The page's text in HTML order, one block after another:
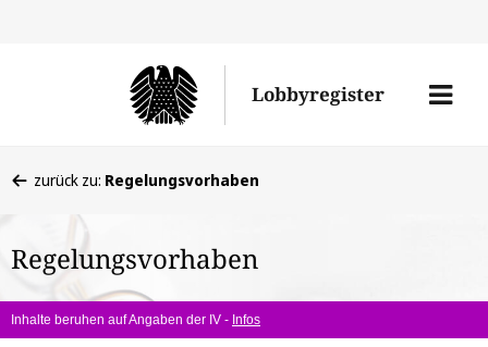
Lobbyregister
Menü
befinden
hier:
zurück zu: Regelungsvorhaben
Regelungsvorhaben
Inhalte beruhen auf Angaben der IV - Infos